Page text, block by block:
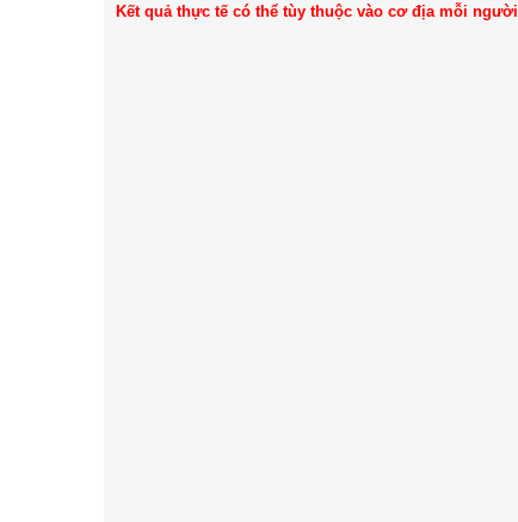
Kết quả thực tế có thể tùy thuộc vào cơ địa mỗi người